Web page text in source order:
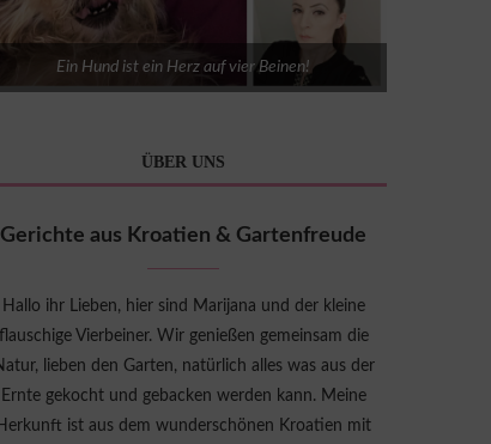
Ein Hund ist ein Herz auf vier Beinen!
ÜBER UNS
Gerichte aus Kroatien & Gartenfreude
Hallo ihr Lieben, hier sind Marijana und der kleine
flauschige Vierbeiner. Wir genießen gemeinsam die
lieben den Garten, natürlich alles was aus der
Ernte gekocht und gebacken werden kann. Meine
Herkunft ist aus dem wunderschönen Kroatien mit